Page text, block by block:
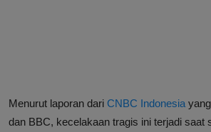
Menurut laporan dari CNBC Indonesia
dan BBC, kecelakaan tragis ini terjadi saat